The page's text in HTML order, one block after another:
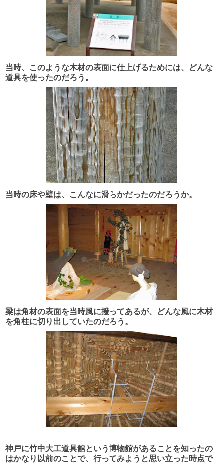
当時、このような木材の表面に仕上げるためには、どんな
道具を使ったのだろう。
当時の床や壁は、こんなに滑らかだったのだろうか。
梁は角材の表面を当時風に撥ってあるが、どんな風に木材
を角柱に切り出していたのだろう。
神戸に竹中大工道具館という博物館があることを知ったの
はかなり以前のことで、行ってみようと思い立った時点で